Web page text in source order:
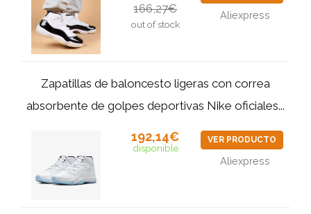
166,27€
out of stock
Aliexpress
Zapatillas de baloncesto ligeras con correa
absorbente de golpes deportivas Nike oficiales...
192,14€
disponible
VER PRODUCTO
Aliexpress